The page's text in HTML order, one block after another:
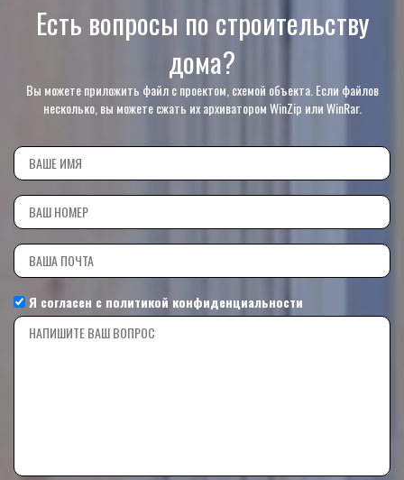
Есть вопросы по строительству
дома?
Вы можете приложить файл с проектом, схемой объекта. Если файлов
несколько, вы можете сжать их архиватором WinZip или WinRar.
Я согласен с политикой конфиденциальности